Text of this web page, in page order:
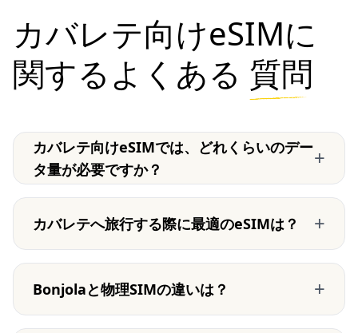
カバレテ向けeSIMに
関するよくある 質問
カバレテ向けeSIMでは、どれくらいのデー
タ量が必要ですか？
+
カバレテへ旅行する際に最適のeSIMは？ +
Bonjolaと物理SIMの違いは？ +